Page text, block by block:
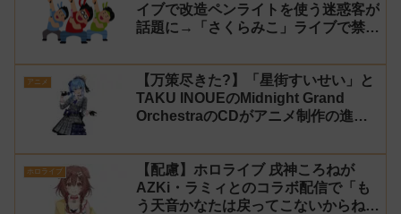
イブで改造ペンライトを使う迷惑客が
話題に→「さくらみこ」ライブで禁止
アニメ
【万策尽きた?】「星街すいせい」と
TAKU INOUEのMidnight Grand
OrchestraのCDがアニメ制作の進行
ホロライブ
【配慮】ホロライブ 戌神ころねが
AZKi・ラミィとのコラボ配信で「も
う天音かなたは戻ってこないからね」